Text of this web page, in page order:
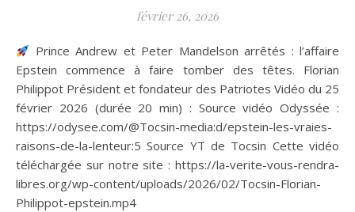
février 26, 2026
Prince Andrew et Peter Mandelson arrêtés : l’affaire
Epstein commence à faire tomber des têtes. Florian
Philippot Président et fondateur des Patriotes Vidéo du 25
février 2026 (durée 20 min) : Source vidéo Odyssée :
https://odysee.com/@Tocsin-media:d/epstein-les-vraies-
raisons-de-la-lenteur:5 Source YT de Tocsin Cette vidéo
téléchargée sur notre site : https://la-verite-vous-rendra-
libres.org/wp-content/uploads/2026/02/Tocsin-Florian-
Philippot-epstein.mp4